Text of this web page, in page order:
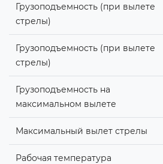
Грузоподъемность (при вылете
стрелы)
Грузоподъемность (при вылете
стрелы)
Грузоподъемность на
максимальном вылете
Максимальный вылет стрелы
Рабочая температура